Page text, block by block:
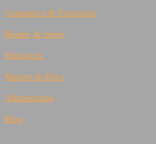
Commerce & Economie
Beauté & mode
High-tech
Maison & Déco
Alimentation
Blog